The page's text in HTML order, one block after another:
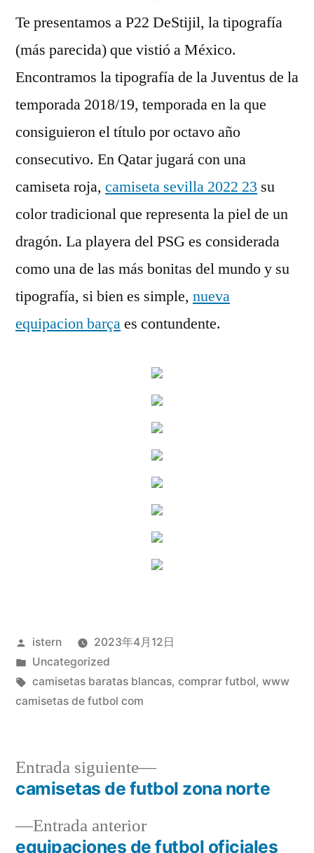
Te presentamos a P22 DeStijil, la tipografía
(más parecida) que vistió a México.
Encontramos la tipografía de la Juventus de la
temporada 2018/19, temporada en la que
consiguieron el título por octavo año
consecutivo. En Qatar jugará con una
camiseta roja, camiseta sevilla 2022 23 su
color tradicional que representa la piel de un
dragón. La playera del PSG es considerada
como una de las más bonitas del mundo y su
tipografía, si bien es simple, nueva
equipacion barçaes contundente.
Publicado
por
istern
2023年4月12日
Publicado
en
Uncategorized
Etiquetas:
camisetas baratas blancas, comprar futbol, www
camisetas de futbol com
Navegación
deEntrada anteriorEntrada
anterior:
equipaciones de futbol oficiales
Entrada siguiente
Entrada
siguiente:
camisetas de futbol zona norte